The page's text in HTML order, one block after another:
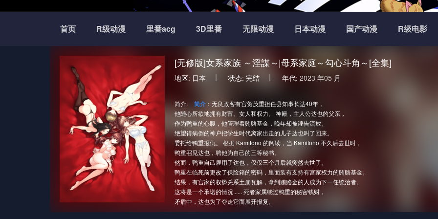
首页 R级动漫 里番acg 3D里番 无限动漫 日本动漫 国产动漫 R级电影
[无修版]女系家族 ～淫謀～|母系家庭～勾心斗角～[全集]
地区: 日本 状态: 完结 年代: 2023 年05 月
简介: 简介 ：无良政客有宫贺茂重担任县知事长达40年，
他随心所欲地拥有财富、女人和权力。 神殿，主人公达也的父亲，
作为鸭重的心腹，他管理着贿赂基金，晚年却被诬告流放。
绝望得病倒的神户把学生时代离家出走的儿子达也叫了回来。
委托给鸭重报仇。 根据 Kamitono 的阅读，当 Kamitono 不久后去世时，
鸭重召见达也，聘他为自己的三等秘书。
然而，鸭重自己雇用了达也，仅仅三个月后就突然去世了。
鸭重在临死前更改了保险箱的密码，里面装有支持有宫家权力的贿赂基金。
结果，有宫家的权势关系土崩瓦解，拿到贿赂金的人成为下一任统治者。
这将是一个承诺的情况...... 死者家属绕过鸭重的秘密钱财，
矛盾中，达也为了夺走它而展开报复。